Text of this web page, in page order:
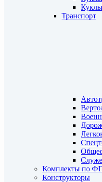
Транспорт
Комплекты по
Конструкторы